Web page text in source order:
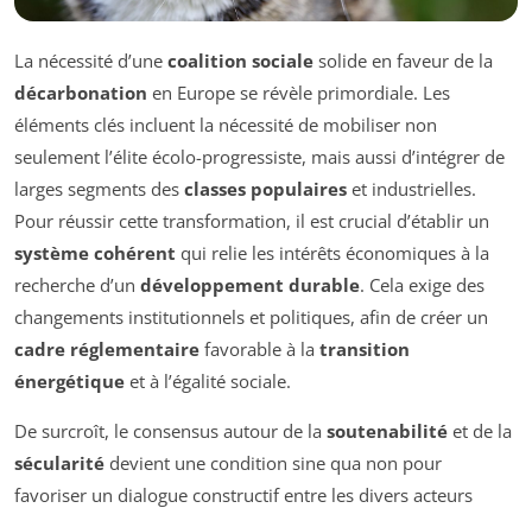
La nécessité d’une coalition sociale solide en faveur de la
décarbonation en Europe se révèle primordiale. Les
éléments clés incluent la nécessité de mobiliser non
seulement l’élite écolo-progressiste, mais aussi d’intégrer de
larges segments des classes populaires et industrielles.
Pour réussir cette transformation, il est crucial d’établir un
système cohérent qui relie les intérêts économiques à la
recherche d’un développement durable. Cela exige des
changements institutionnels et politiques, afin de créer un
cadre réglementaire favorable à la transition
énergétique et à l’égalité sociale.
De surcroît, le consensus autour de la soutenabilité et de la
sécularité devient une condition sine qua non pour
favoriser un dialogue constructif entre les divers acteurs